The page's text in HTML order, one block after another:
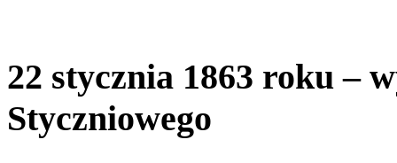
22 stycznia 1863 roku –
Styczniowego